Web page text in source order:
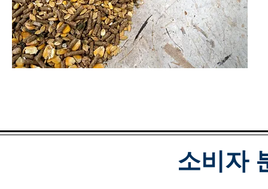
소비자